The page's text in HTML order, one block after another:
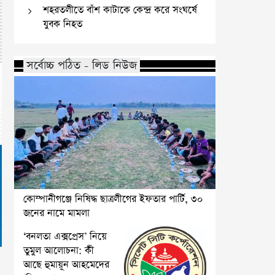
শহরতলীতে বাঁশ কাটাকে কেন্দ্র করে সংঘর্ষে
যুবক নিহত
সর্বোচ্চ পঠিত - লিড নিউজ
কোম্পানীগঞ্জে নিষিদ্ধ ছাত্রলীগের ইফতার পার্টি, ৩০
জনের নামে মামলা
‘বনলতা এক্সপ্রেস’ নিয়ে
তুমুল আলোচনা: কী
আছে হুমায়ূন আহমেদের